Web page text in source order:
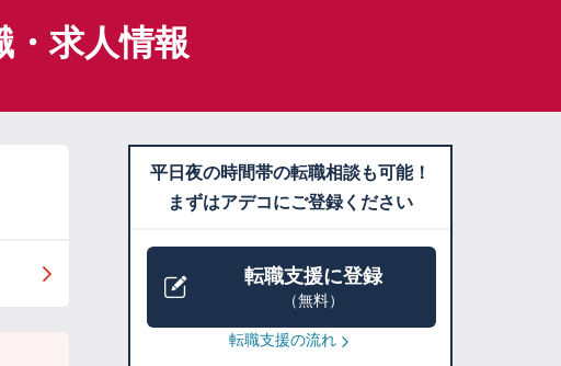
・求人情報
平日夜の時間帯の転職相談も可能！
まずはアデコにご登録ください
転職支援に登録
（無料）
転職支援の流れ